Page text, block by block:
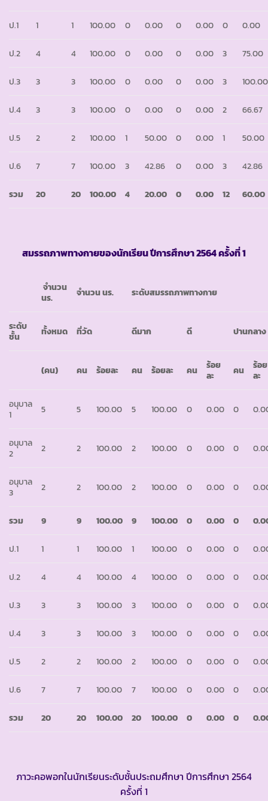
ป.1 1 1 100.00 0 0.00 0 0.00 0 0.00
ป.2 4 4 100.00 0 0.00 0 0.00 3 75.00
ป.3 3 3 100.00 0 0.00 0 0.00 3 100.00
ป.4 3 3 100.00 0 0.00 0 0.00 2 66.67
ป.5 2 2 100.00 1 50.00 0 0.00 1 50.00
ป.6 7 7 100.00 3 42.86 0 0.00 3 42.86
รวม 20 20 100.00 4 20.00 0 0.00 12 60.00
สมรรถภาพทางกายของนักเรียน ปีการศึกษา2564 ครั้งที่ 1
จำนวน
นร.
จำนวน นร. ระดับสมรรถภาพทางกาย
ระดับ
ชั้น
ทั้งหมด ที่วัด ดีมาก ดี ปานกลาง
(คน) คน ร้อยละ คน ร้อยละ คน
ร้อย
ละ
คน
ร้อย
ละ
อนุบาล
1
5 5 100.00 5 100.00 0 0.00 0
อนุบาล
2
2 2 100.00 2 100.00 0 0.00 0
อนุบาล
3
2 2 100.00 2 100.00 0 0.00 0
รวม 9 9 100.00 9 100.00 0 0.00 0
ป.1 1 1 100.00 1 100.00 0 0.00 0
ป.2 4 4 100.00 4 100.00 0 0.00 0
ป.3 3 3 100.00 3 100.00 0 0.00 0
ป.4 3 3 100.00 3 100.00 0 0.00 0
ป.5 2 2 100.00 2 100.00 0 0.00 0
ป.6 7 7 100.00 7 100.00 0 0.00 0
รวม 20 20 100.00 20 100.00 0 0.00 0
ภาวะคอพอกในนักเรียนระดับชั้นประถมศึกษา ปีการศึกษา 2564
ครั้งที่ 1